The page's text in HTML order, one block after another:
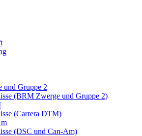
und Gruppe 2
(BRM Zwerge und Gruppe 2)
(Carrera DTM)
(DSC und Can-Am)